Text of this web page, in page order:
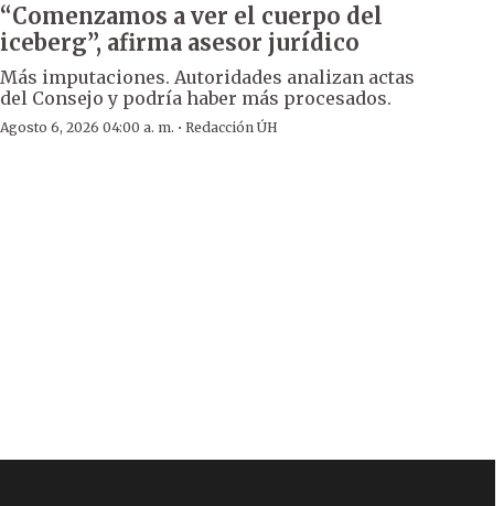
“Comenzamos a ver el cuerpo del
iceberg”, afirma asesor jurídico
Más imputaciones. Autoridades analizan actas
del Consejo y podría haber más procesados.
Agosto 6, 2026 04:00 a. m. · Redacción ÚH